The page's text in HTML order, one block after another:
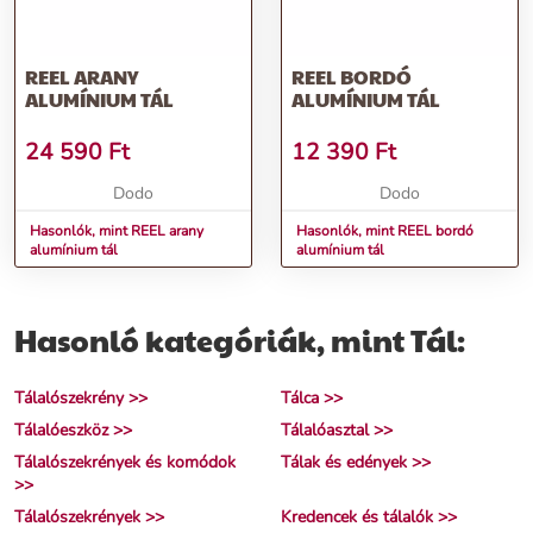
REEL ARANY
ALUMÍNIUM TÁL
24 590 Ft
Dodo
Hasonlók, mint REEL arany
alumínium tál
REEL BORDÓ
ALUMÍNIUM TÁL
12 390 Ft
Dodo
Hasonlók, mint REEL bordó
alumínium tál
Hasonló kategóriák, mint Tál:
Tálalószekrény >>
Tálca >>
Tálalóeszköz >>
Tálalóasztal >>
Tálalószekrények és komódok
>>
Tálak és edények >>
Tálalószekrények >> Kredencek és tálalók >>